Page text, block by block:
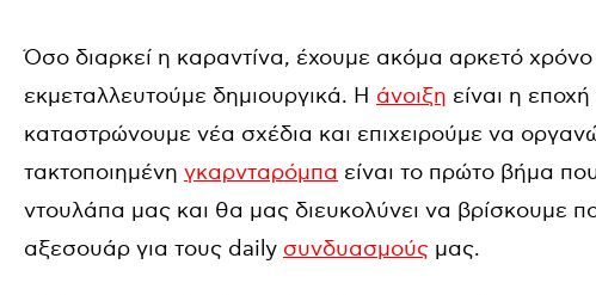
Όσο διαρκεί η καραντίνα, έχουμε ακόμα αρκετό
εκμεταλλευτούμε δημιουργικά. Η άνοιξη είναι η
καταστρώνουμε νέα σχέδια και επιχειρούμε να
τακτοποιημένη γκαρνταρόμπα είναι το πρώτο βήμα
ντουλάπα μας και θα μας διευκολύνει να βρίσκουμε
αξεσουάρ για τους daily συνδυασμούς μας.